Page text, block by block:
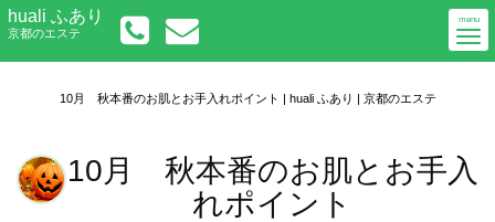
menu
huali ふあり
京都のエステ
初めての方へ
メニューについて
ご予約／お問い合わせ
10月 秋本番のお肌とお手入れポイント | huali ふあり | 京都のエステ
10月 秋本番のお肌とお手入
れポイント